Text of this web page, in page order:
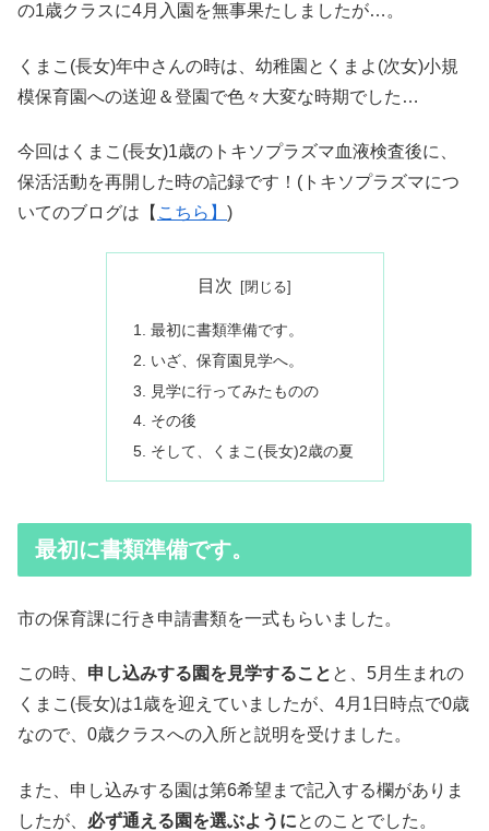
の1歳クラスに4月入園を無事果たしましたが…。
くまこ(長女)年中さんの時は、幼稚園とくまよ(次女)小規
模保育園への送迎＆登園で色々大変な時期でした…
今回はくまこ(長女)1歳のトキソプラズマ血液検査後に、
保活活動を再開した時の記録です！(トキソプラズマにつ
いてのブログは【 こちら】 )
目次
最初に書類準備です。
いざ、保育園見学へ。
見学に行ってみたものの
その後
そして、くまこ(長女)2歳の夏
最初に書類準備です。
市の保育課に行き申請書類を一式もらいました。
この時、 申し込みする園を見学すること と、5月生まれの
くまこ(長女)は1歳を迎えていましたが、4月1日時点で0歳
なので、0歳クラスへの入所と説明を受けました。
また、申し込みする園は第6希望まで記入する欄がありま
したが、 必ず通える園を選ぶようにとのことでした。